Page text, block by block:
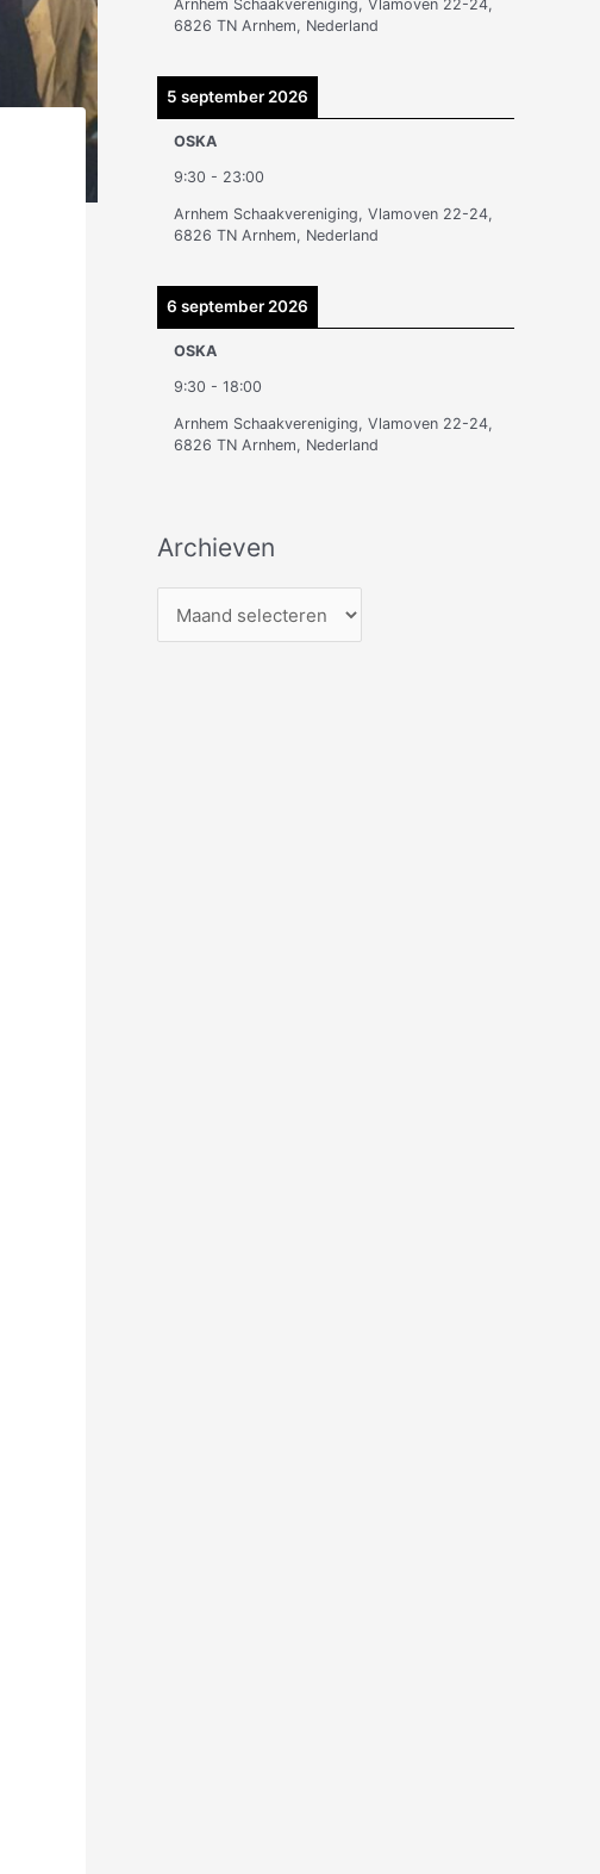
Arnhem Schaakvereniging, Vlamoven 22-24,
6826 TN Arnhem, Nederland
5 september 2026
OSKA
9:30 - 23:00
Arnhem Schaakvereniging, Vlamoven 22-24,
6826 TN Arnhem, Nederland
6 september 2026
OSKA
9:30 - 18:00
Arnhem Schaakvereniging, Vlamoven 22-24,
6826 TN Arnhem, Nederland
Archieven